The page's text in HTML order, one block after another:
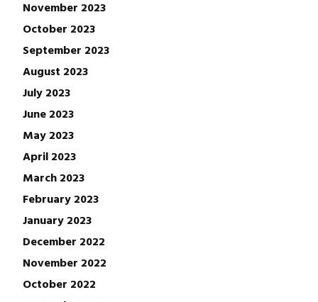
November 2023
October 2023
September 2023
August 2023
July 2023
June 2023
May 2023
April 2023
March 2023
February 2023
January 2023
December 2022
November 2022
October 2022